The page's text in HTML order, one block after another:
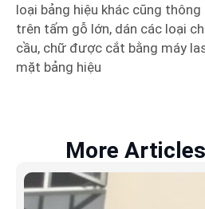
loại bảng hiệu khác cũng
trên tấm gỗ lớn, dán các loại
cầu, chữ được cắt bằng máy
mặt bảng hiệu
More